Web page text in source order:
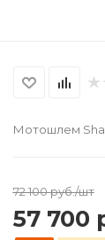
Мотошлем
72 100руб./шт
57 700